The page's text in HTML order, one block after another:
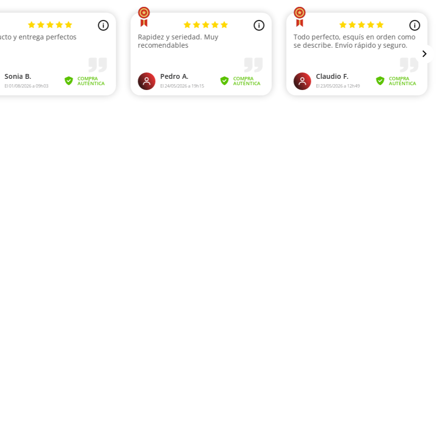
i
y entrega perfectos
Sonia B.
El 01/08/2026 a 09h03
COMPRA
AUTÉNTICA
i
Rapidez y seriedad. Muy
recomendables
Pedro A.
El 24/05/2026 a 19h15
COMPRA
AUTÉNTICA
i
Todo perfecto, esquís en orden como
se describe. Envío rápido y seguro.
Claudio F.
El 23/05/2026 a 12h49
COMPRA
AUTÉNTICA